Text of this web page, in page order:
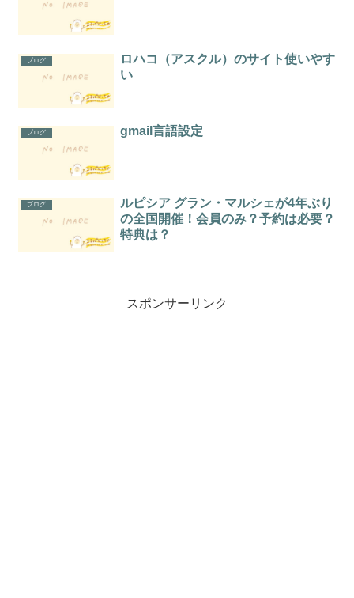
ブログ
ロハコ（アスクル）のサイト使いやす
い
ブログ gmail言語設定
ブログ
ルピシア グラン・マルシェが4年ぶり
の全国開催！会員のみ？予約は必要？
特典は？
スポンサーリンク